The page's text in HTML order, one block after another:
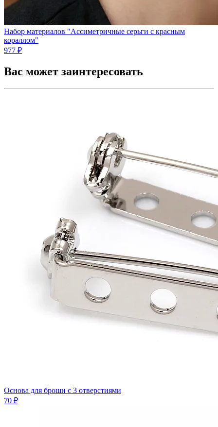
Набор материалов "Ассиметричные серьги с красным
кораллом"
977 ₽
Вас может заинтересовать
Основа для броши с 3 отверстиями
70 ₽